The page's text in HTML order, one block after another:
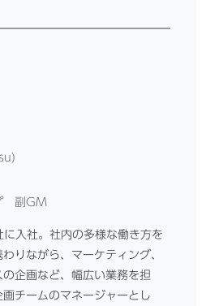
副GM
入社。社内の多様な働き方を
りながら、マーケティング、
企画など、幅広い業務を担
チームのマネージャーとし